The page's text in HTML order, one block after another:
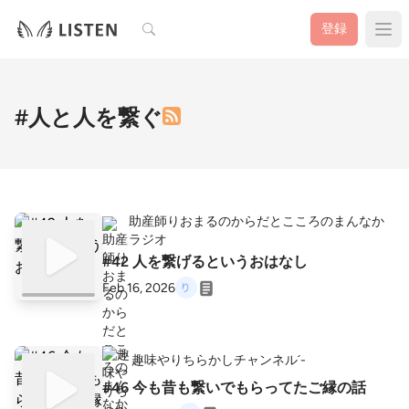
検索 登録
#人と人を繋ぐ
助産師りおまるのからだとこころのまんなか
ラジオ
#42 人を繋げるというおはなし
Feb 16, 2026
趣味やりちらかしチャンネル´-
#46 今も昔も繋いでもらってたご縁の話